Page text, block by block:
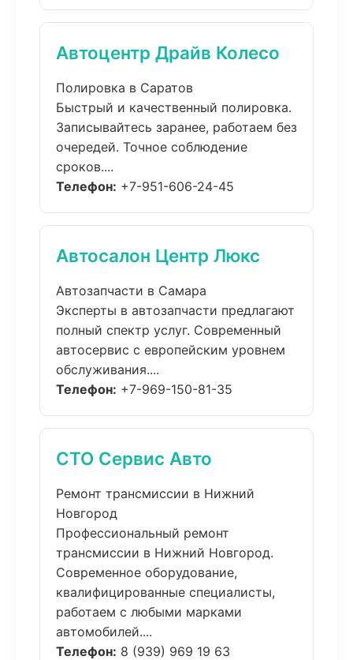
Автоцентр Драйв Колесо
Полировка в Саратов
Быстрый и качественный полировка.
Записывайтесь заранее, работаем без
очередей. Точное соблюдение
сроков....
Телефон: +7-951-606-24-45
Автосалон Центр Люкс
Автозапчасти в Самара
Эксперты в автозапчасти предлагают
полный спектр услуг. Современный
автосервис с европейским уровнем
обслуживания....
Телефон: +7-969-150-81-35
СТО Сервис Авто
Ремонт трансмиссии в Нижний
Новгород
Профессиональный ремонт
трансмиссии в Нижний Новгород.
Современное оборудование,
квалифицированные специалисты,
работаем с любыми марками
автомобилей....
Телефон: 8 (939) 969 19 63